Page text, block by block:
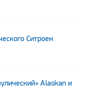
Ситроен
Alaskan и